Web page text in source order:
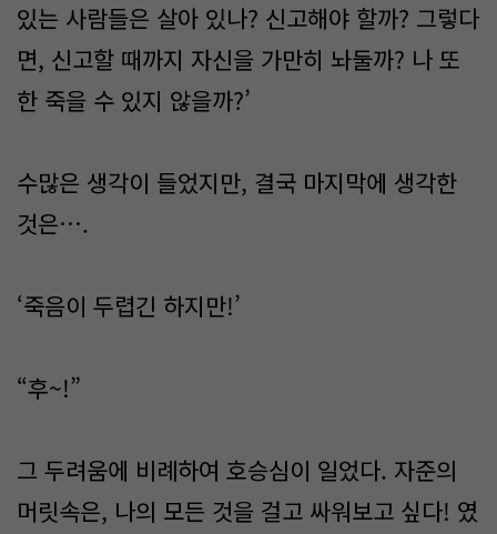
있는 사람들은 살아 있나? 신고해야 할까? 그렇다
면, 신고할 때까지 자신을 가만히 놔둘까? 나 또
한 죽을 수 있지 않을까?’
수많은 생각이 들었지만, 결국 마지막에 생각한
것은….
‘죽음이 두렵긴 하지만!’
“후~!”
그 두려움에 비례하여 호승심이 일었다. 자준의
머릿속은, 나의 모든 것을 걸고 싸워보고 싶다! 였